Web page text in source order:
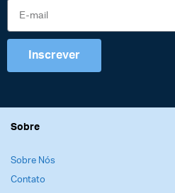
Inscrever
Sobre
Sobre Nós
Contato